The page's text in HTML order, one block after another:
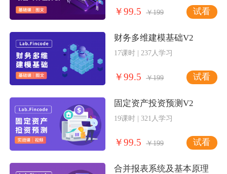
￥99.5 ￥199 试看
财务多维建模基础V2
17课时 | 237人学习
￥99.5 ￥199 试看
固定资产投资预测V2
19课时 | 321人学习
￥99.5 ￥199 试看
合并报表系统及基本原理